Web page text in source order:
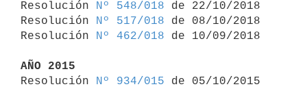
Resolución
Nº 548/018 de 22/10/2018
Resolución
Nº 517/018 de 08/10/2018
Resolución
Nº 462/018 de 10/09/2018
AÑO 2015
Resolución
Nº 934/015 de 05/10/2015